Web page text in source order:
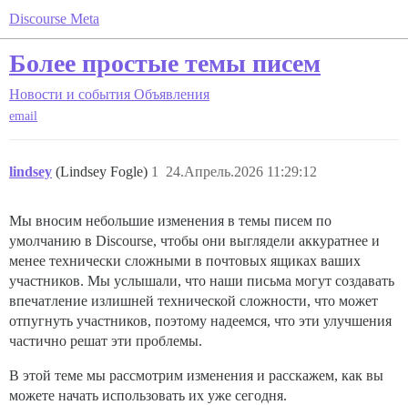
Discourse Meta
Более простые темы писем
Новости и события Объявления
email
lindsey (Lindsey Fogle) 24.Апрель.2026 11:29:12
1
Мы вносим небольшие изменения в темы писем по
умолчанию в Discourse, чтобы они выглядели аккуратнее и
менее технически сложными в почтовых ящиках ваших
участников. Мы услышали, что наши письма могут создавать
впечатление излишней технической сложности, что может
отпугнуть участников, поэтому надеемся, что эти улучшения
частично решат эти проблемы.
В этой теме мы рассмотрим изменения и расскажем, как вы
можете начать использовать их уже сегодня.